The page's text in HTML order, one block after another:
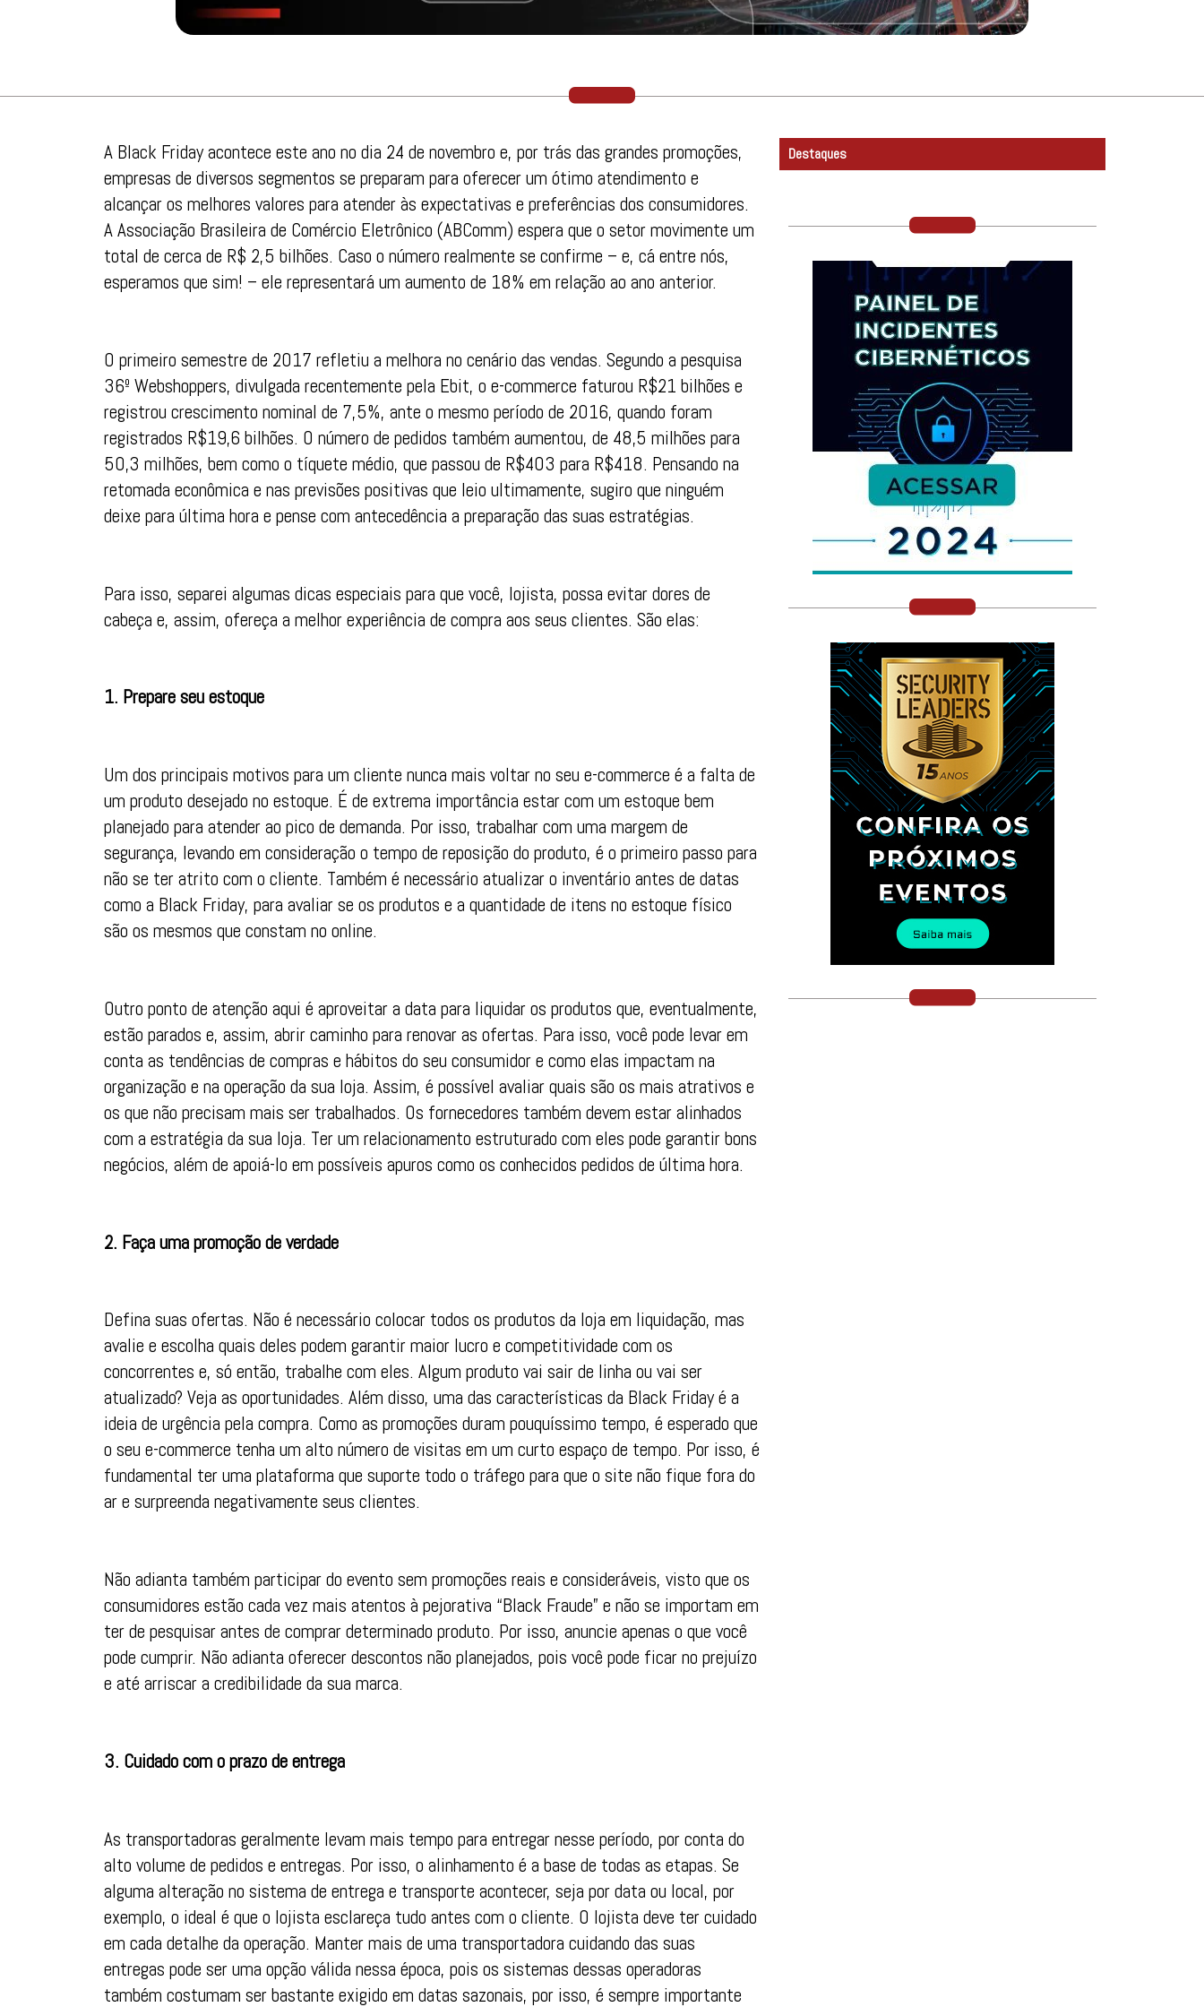
A Black Friday acontece este ano no dia 24 de novembro e, por trás das grandes promoções,
empresas de diversos segmentos se preparam para oferecer um ótimo atendimento e
alcançar os melhores valores para atender às expectativas e preferências dos consumidores.
A Associação Brasileira de Comércio Eletrônico (ABComm) espera que o setor movimente um
total de cerca de R$ 2,5 bilhões. Caso o número realmente se confirme – e, cá entre nós,
esperamos que sim! – ele representará um aumento de 18% em relação ao ano anterior.
O primeiro semestre de 2017 refletiu a melhora no cenário das vendas. Segundo a pesquisa
36º Webshoppers, divulgada recentemente pela Ebit, o e-commerce faturou R$21 bilhões e
registrou crescimento nominal de 7,5%, ante o mesmo período de 2016, quando foram
registrados R$19,6 bilhões. O número de pedidos também aumentou, de 48,5 milhões para
50,3 milhões, bem como o tíquete médio, que passou de R$403 para R$418. Pensando na
retomada econômica e nas previsões positivas que leio ultimamente, sugiro que ninguém
deixe para última hora e pense com antecedência a preparação das suas estratégias.
Para isso, separei algumas dicas especiais para que você, lojista, possa evitar dores de
cabeça e, assim, ofereça a melhor experiência de compra aos seus clientes. São elas:
1. Prepare seu estoque
Um dos principais motivos para um cliente nunca mais voltar no seu e-commerce é a falta de
um produto desejado no estoque. É de extrema importância estar com um estoque bem
planejado para atender ao pico de demanda. Por isso, trabalhar com uma margem de
segurança, levando em consideração o tempo de reposição do produto, é o primeiro passo para
não se ter atrito com o cliente. Também é necessário atualizar o inventário antes de datas
como a Black Friday, para avaliar se os produtos e a quantidade de itens no estoque físico
são os mesmos que constam no online.
Outro ponto de atenção aqui é aproveitar a data para liquidar os produtos que, eventualmente,
estão parados e, assim, abrir caminho para renovar as ofertas. Para isso, você pode levar em
conta as tendências de compras e hábitos do seu consumidor e como elas impactam na
organização e na operação da sua loja. Assim, é possível avaliar quais são os mais atrativos e
os que não precisam mais ser trabalhados. Os fornecedores também devem estar alinhados
com a estratégia da sua loja. Ter um relacionamento estruturado com eles pode garantir bons
negócios, além de apoiá-lo em possíveis apuros como os conhecidos pedidos de última hora.
2. Faça uma promoção de verdade
Defina suas ofertas. Não é necessário colocar todos os produtos da loja em liquidação, mas
avalie e escolha quais deles podem garantir maior lucro e competitividade com os
concorrentes e, só então, trabalhe com eles. Algum produto vai sair de linha ou vai ser
atualizado? Veja as oportunidades. Além disso, uma das características da Black Friday é a
ideia de urgência pela compra. Como as promoções duram pouquíssimo tempo, é esperado que
o seu e-commerce tenha um alto número de visitas em um curto espaço de tempo. Por isso, é
fundamental ter uma plataforma que suporte todo o tráfego para que o site não fique fora do
ar e surpreenda negativamente seus clientes.
Não adianta também participar do evento sem promoções reais e consideráveis, visto que os
consumidores estão cada vez mais atentos à pejorativa “Black Fraude” e não se importam em
ter de pesquisar antes de comprar determinado produto. Por isso, anuncie apenas o que você
pode cumprir. Não adianta oferecer descontos não planejados, pois você pode ficar no prejuízo
e até arriscar a credibilidade da sua marca.
3. Cuidado com o prazo de entrega
As transportadoras geralmente levam mais tempo para entregar nesse período, por conta do
alto volume de pedidos e entregas. Por isso, o alinhamento é a base de todas as etapas. Se
alguma alteração no sistema de entrega e transporte acontecer, seja por data ou local, por
exemplo, o ideal é que o lojista esclareça tudo antes com o cliente. O lojista deve ter cuidado
em cada detalhe da operação. Manter mais de uma transportadora cuidando das suas
entregas pode ser uma opção válida nessa época, pois os sistemas dessas operadoras
também costumam ser bastante exigido em datas sazonais, por isso, é sempre importante
Destaques